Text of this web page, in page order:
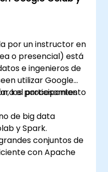
basados en la
procesamiento de
por un instructor en
o presencial) está
e ingenieros de
utilizar Google
el procesamiento
los participantes
de big data
y Spark.
conjuntos de
con Apache